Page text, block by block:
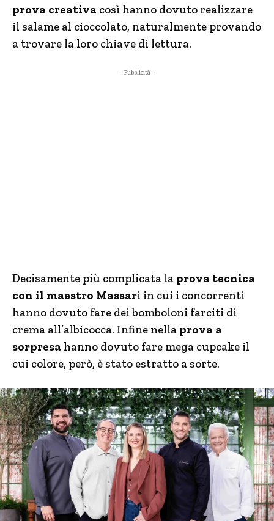
prova creativa così hanno dovuto realizzare
il salame al cioccolato, naturalmente provando
a trovare la loro chiave di lettura.
- Pubblicità -
Decisamente più complicata la prova tecnica
con il maestro Massari in cui i concorrenti
hanno dovuto fare dei bomboloni farciti di
crema all’albicocca. Infine nella prova a
sorpresa hanno dovuto fare mega cupcake il
cui colore, però, è stato estratto a sorte.